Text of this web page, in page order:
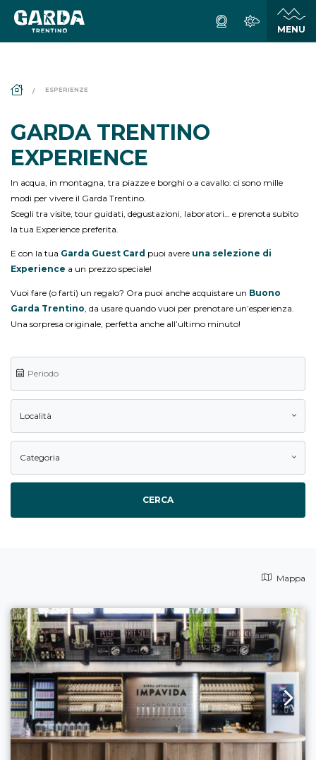
ESPERIENZE
GARDA TRENTINO
EXPERIENCE
In acqua, in montagna, tra piazze e borghi o a cavallo: ci sono mille
modi per vivere il Garda Trentino.
Scegli tra visite, tour guidati, degustazioni, laboratori… e prenota subito
la tua Experience preferita.
E con la tua Garda Guest Card puoi avere una selezione di
Experience a un prezzo speciale!
Vuoi fare (o farti) un regalo? Ora puoi anche acquistare un Buono
Garda Trentino, da usare quando vuoi per prenotare un’esperienza.
Una sorpresa originale, perfetta anche all’ultimo minuto!
Località
Categoria
CERCA
Mappa